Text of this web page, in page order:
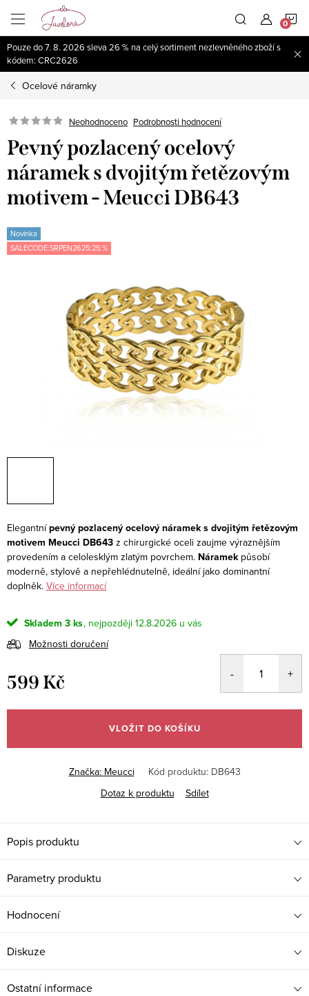
obsah
Pouze do 7. 8. 2026 sleva 26 % na celý sortiment nezlevněného zboží s
kódem: CRC2626
Ocelové náramky
Neohodnoceno Podrobnosti hodnocení
Pevný pozlacený ocelový
náramek s dvojitým řetězovým
motivem - Meucci DB643
Novinka
SALECODE:SRPEN2625:25:%
Elegantnípevný pozlacenýocelový náramek s dvojitým řetězovým
motivem Meucci DB643 z chirurgické oceli zaujme výraznějším
provedením a celolesklým zlatým povrchem. Náramek působí
moderně, stylově a nepřehlédnutelně, ideální jako dominantní
doplněk. Více informací
Skladem 3 ks
12.8.2026
Možnosti doručení
599 Kč
cena:
VLOŽIT DO KOŠÍKU
Značka: Meucci Kód produktu: DB643
Dotaz k produktu
Sdílet
Popis produktu
Parametry produktu
Hodnocení
Diskuze
Ostatní informace